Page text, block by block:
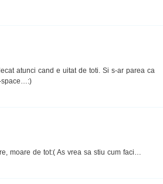
atunci cand e uitat de toti. Si s-ar parea ca
space…:)
moare de tot:( As vrea sa stiu cum faci…